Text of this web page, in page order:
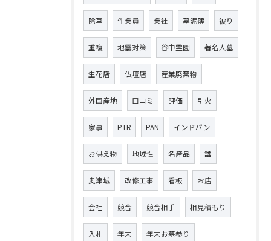
除草 作業員 業社 墓泥簿 被り
重複 地震対策 谷中霊園 著名人墓
生花店 仏壇店 産業廃棄物
外国産地 口コミ 評価 引火
家事 PTR PAN インドパン
お供え物 地域性 名産品 諡
奥津城 改修工事 看板 お店
会社 競合 競合相手 相見積もり
入札 年末 年末お墓参り